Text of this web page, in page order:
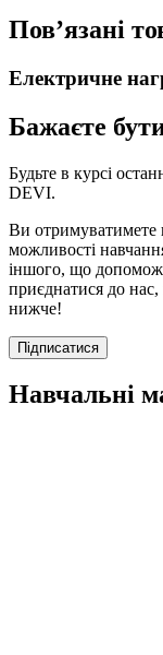
Пов’язані
Електричне
Бажаєте
Будьте в курсі
DEVI.
Ви отримуватимете
можливості
іншого, що
приєднатися до
нижче!
Підписатися
Навчальні